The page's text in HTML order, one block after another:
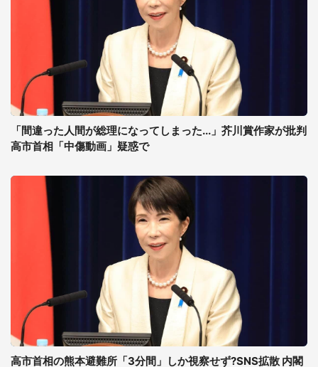
「間違った人間が総理になってしまった...」芥川賞作家が批判
高市首相「中傷動画」疑惑で
高市首相の熊本避難所「3分間」しか視察せず?SNS拡散 内閣